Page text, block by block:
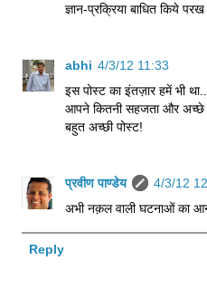
ज्ञान-प्रक्रिया बाधित किये
abhi 4/3/12 11:33
इस पोस्ट का इंतज़ार हमें भी
आपने कितनी सहजता और अच्छे से
बहुत अच्छी पोस्ट!
प्रवीण पाण्डेय
4/3/12
अभी नक़ल वाली घटनाओं का
Reply